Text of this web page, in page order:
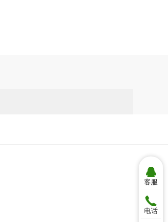

客服
QQ：

电话
何小